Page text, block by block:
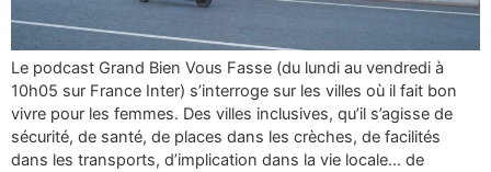
Le podcast Grand Bien Vous Fasse (du lundi au vendredi à
10h05 sur France Inter) s’interroge sur les villes où il fait bon
vivre pour les femmes. Des villes inclusives, qu’il s’agisse de
sécurité, de santé, de places dans les crèches, de facilités
dans les transports, d’implication dans la vie locale… de